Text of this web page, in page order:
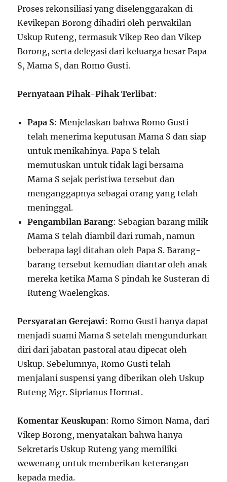
Proses rekonsiliasi yang diselenggarakan di
Kevikepan Borong dihadiri oleh perwakilan
Uskup Ruteng, termasuk Vikep Reo dan Vikep
Borong, serta delegasi dari keluarga besar Papa
S, Mama S, dan Romo Gusti.
Pernyataan Pihak-Pihak Terlibat:
Papa S: Menjelaskan bahwa Romo Gusti
telah menerima keputusan Mama S dan siap
untuk menikahinya. Papa S telah
memutuskan untuk tidak lagi bersama
Mama S sejak peristiwa tersebut dan
menganggapnya sebagai orang yang telah
meninggal.
Pengambilan Barang: Sebagian barang milik
Mama S telah diambil dari rumah, namun
beberapa lagi ditahan oleh Papa S. Barang-
barang tersebut kemudian diantar oleh anak
mereka ketika Mama S pindah ke Susteran di
Ruteng Waelengkas.
Persyaratan Gerejawi: Romo Gusti hanya dapat
menjadi suami Mama S setelah mengundurkan
diri dari jabatan pastoral atau dipecat oleh
Uskup. Sebelumnya, Romo Gusti telah
menjalani suspensi yang diberikan oleh Uskup
Ruteng Mgr. Siprianus Hormat.
Komentar Keuskupan: Romo Simon Nama, dari
Vikep Borong, menyatakan bahwa hanya
Sekretaris Uskup Ruteng yang memiliki
wewenang untuk memberikan keterangan
kepada media.